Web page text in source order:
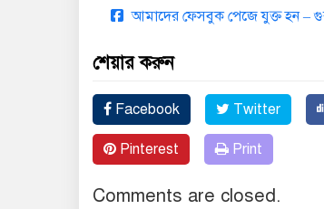
আমাদের ফেসবুক পেজে যুক্ত হন –
শেয়ার করুন
Facebook Twitter
Pinterest Print
Comments are closed.